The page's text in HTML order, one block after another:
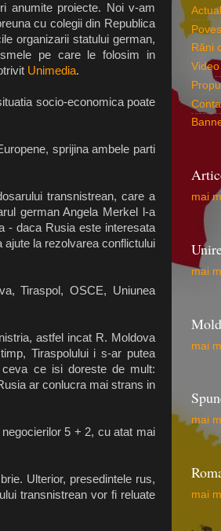
anumite proiecte. Noi v-am
cu colegii din Republica
organizarii statului german,
pe care le folosim in
Unimedia.
socio-economica poate
sprijina ambele parti
transnistrean, care a
german Angela Merkel l-a
- daca Rusia este interesata
la rezolvarea conflictului
Tiraspol, OSCE, Uniunea
astfel incat R. Moldova
Tiraspolului i s-ar putea
ce isi doreste de mult:
ar conlucra mai strans in
5 + 2, cu atat mai
Ulterior, presedintele rus,
transnistrean vor fi reluate
Actual
Răni
Video
mai
mai
mai
mai
mai